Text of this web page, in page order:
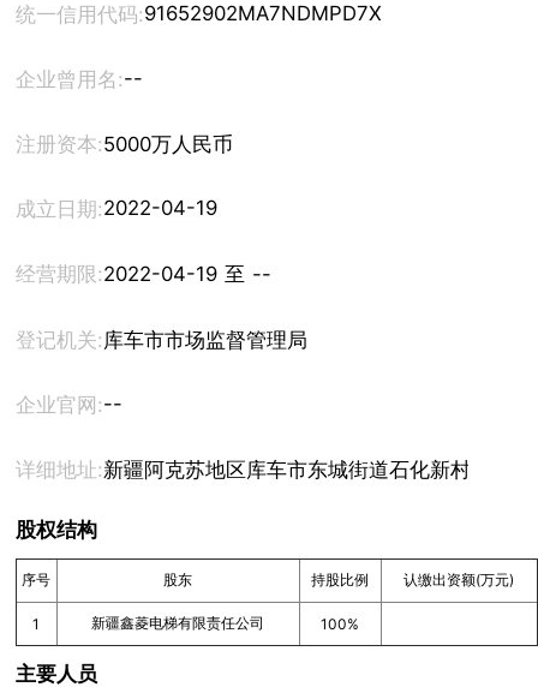
统一信用代码:91652902MA7NDMPD7X
企业曾用名:--
注册资本:5000万人民币
成立日期:2022-04-19
经营期限: 2022-04-19 至 --
登记机关: 库车市市场监督管理局
企业官网:--
详细地址:新疆阿克苏地区库车市东城街道石化新村社区
股权结构
序号 股东 持股比例 认缴出资额(万元)
1 新疆鑫菱电梯有限责任公司 100%
主要人员